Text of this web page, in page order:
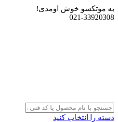
به موتکسو خوش اومدی!
021-33920308
دسته را انتخاب کنید